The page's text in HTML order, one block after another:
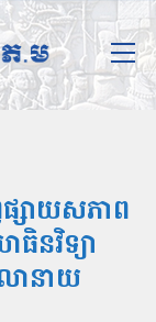
សាយសភាព
ធិនវិទ្យា
លានាយ